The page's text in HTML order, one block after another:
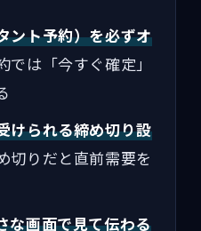
ント予約）を必ずオ
では「今すぐ確定」
けられる締め切り設
切りだと直前需要を
な画面で見て伝わる